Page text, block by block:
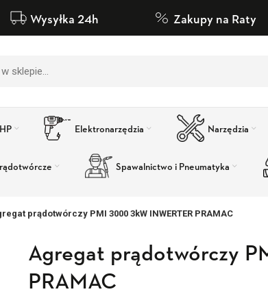
Wysyłka 24h Zakupy na Raty
Elektronarzędzia Narzędzia
Spawalnictwo i Pneumatyka
prądotwórczy PMI 3000 3kW INWERTER PRAMAC
Agregat prądotwórczy
PRAMAC